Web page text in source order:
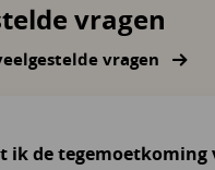
vragen
vragen
ik de tegemoetkoming